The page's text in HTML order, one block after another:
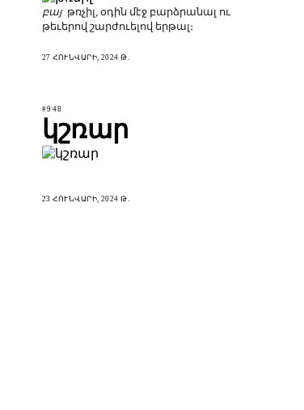
բայ թռչիլ, օդին մէջ բարձրանալ ու
թեւերով շարժուելով երթալ։
27 ՀՈՒՆՎԱՐԻ, 2024 Թ.
#948
կշռար
23 ՀՈՒՆՎԱՐԻ, 2024 Թ.